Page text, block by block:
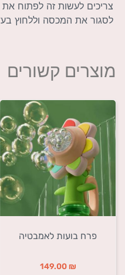
צריכים לעשות זה לפתוח את
לסגור את המכסה וללחוץ
מוצרים קשורים
פרח בועות לאמבטיה
149.00 ₪